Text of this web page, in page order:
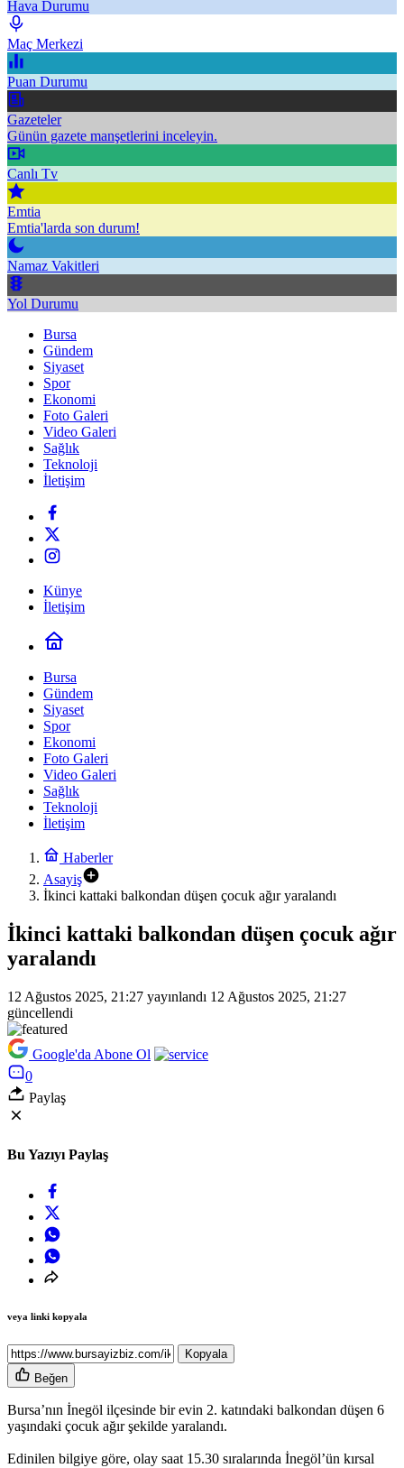
Hava Durumu
Maç Merkezi
Puan Durumu
Gazeteler
Günün gazete manşetlerini inceleyin.
Canlı Tv
Emtia
Emtia'larda son durum!
Namaz Vakitleri
Yol Durumu
Bursa
Gündem
Siyaset
Spor
Ekonomi
Foto Galeri
Video Galeri
Sağlık
Teknoloji
İletişim
Künye
İletişim
Bursa
Gündem
Siyaset
Spor
Ekonomi
Foto Galeri
Video Galeri
Sağlık
Teknoloji
İletişim
Haberler
Asayiş
İkinci kattaki balkondan düşen çocuk ağır yaralandı
İkinci kattaki balkondan düşen çocuk ağır
yaralandı
12 Ağustos 2025, 21:27 yayınlandı 12 Ağustos 2025, 21:27
güncellendi
Google'da Abone Ol
0
Paylaş
Bu Yazıyı Paylaş
veya linki kopyala
Kopyala
Beğen
Bursa’nın İnegöl ilçesinde bir evin 2. katındaki balkondan düşen 6
yaşındaki çocuk ağır şekilde yaralandı.
Edinilen bilgiye göre, olay saat 15.30 sıralarında İnegöl’ün kırsal